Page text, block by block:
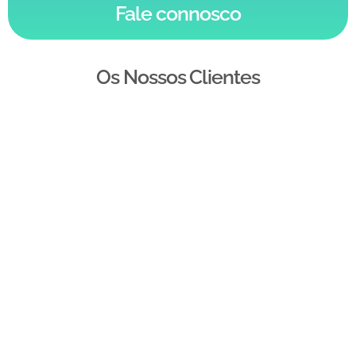
Fale connosco
Os Nossos Clientes